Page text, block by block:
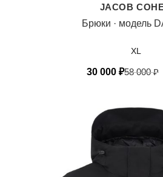
JACOB
Брюки · модель
XL
30 000 ₽58 000₽